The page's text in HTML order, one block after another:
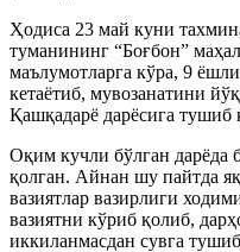
Ҳодиса 23 май куни
туманининг “Боғбон”
маълумотларга кўра, 9
кетаётиб, мувозанатини
Қашқадарё дарёсига тушиб
Оқим кучли бўлган дарёда
қолган. Айнан шу пайтда
вазиятлар вазирлиги
вазиятни кўриб қолиб,
иккиланмасдан сувга